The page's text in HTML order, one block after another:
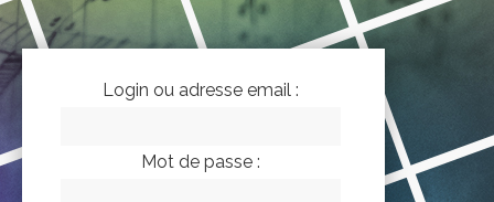
Login ou adresse email :
Mot de passe :